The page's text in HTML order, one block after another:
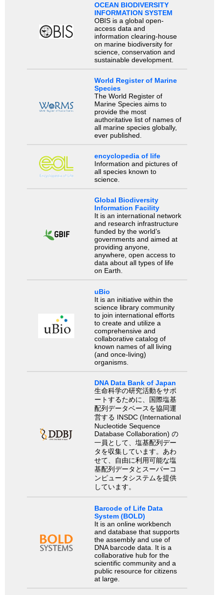
OCEAN BIODIVERSITY
INFORMATION SYSTEM
OBIS is a global open-
access data and
information clearing-house
on marine biodiversity for
science, conservation and
sustainable development.
World Register of Marine
Species
The World Register of
Marine Species aims to
provide the most
authoritative list of names of
all marine species globally,
ever published.
encyclopedia of life
Information and pictures of
all species known to
science.
Global Biodiversity
Information Facility
It is an international network
and research infrastructure
funded by the world’s
governments and aimed at
providing anyone,
anywhere, open access to
data about all types of life
on Earth.
uBio
It is an initiative within the
science library community
to join international efforts
to create and utilize a
comprehensive and
collaborative catalog of
known names of all living
(and once-living)
organisms.
DNA Data Bank of Japan
生命科学の研究活動をサポ
ートするために、国際塩基
配列データベースを協同運
営する INSDC (International
Nucleotide Sequence
Database Collaboration) の
一員として、塩基配列デー
タを収集しています。あわ
せて、自由に利用可能な塩
基配列データとスーパーコ
ンピュータシステムを提供
しています。
Barcode of Life Data
System (BOLD)
It is an online workbench
and database that supports
the assembly and use of
DNA barcode data. It is a
collaborative hub for the
scientific community and a
public resource for citizens
at large.